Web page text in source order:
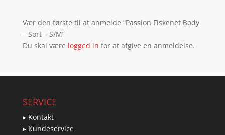
Vær den første til at anmelde “Passion Fiskenet Body
– Sort – S/M”
Du skal være logged in for at afgive en anmeldelse.
SERVICE
▸ Kontakt
▸ Kundeservice